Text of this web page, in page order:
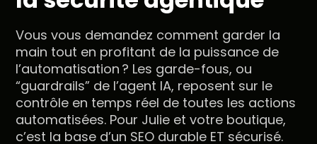
Vous vous demandez comment garder la
main tout en profitant de la puissance de
l’automatisation ? Les garde-fous, ou
“guardrails” de l’agent IA, reposent sur le
contrôle en temps réel de toutes les actions
automatisées. Pour Julie et votre boutique,
c’est la base d’un SEO durable ET sécurisé.